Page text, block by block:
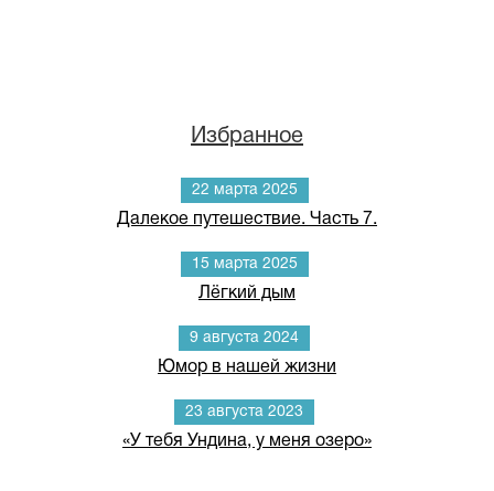
Избранное
22 марта 2025
Далекое путешествие. Часть 7.
15 марта 2025
Лёгкий дым
9 августа 2024
Юмор в нашей жизни
23 августа 2023
«У тебя Ундина, у меня озеро»